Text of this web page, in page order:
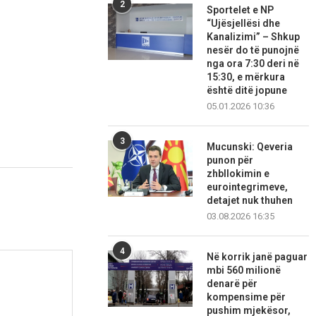
2
Sportelet e NP
“Ujësjellësi dhe
Kanalizimi” – Shkup
nesër do të punojnë
nga ora 7:30 deri në
15:30, e mërkura
është ditë jopune
05.01.2026 10:36
3
Mucunski: Qeveria
punon për
zhbllokimin e
eurointegrimeve,
detajet nuk thuhen
03.08.2026 16:35
4
Në korrik janë paguar
mbi 560 milionë
denarë për
kompensime për
pushim mjekësor,